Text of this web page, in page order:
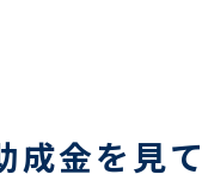
成金を見